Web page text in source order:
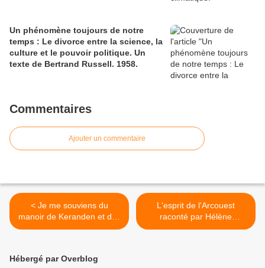
Un phénomène toujours de notre
temps : Le divorce entre la science, la
culture et le pouvoir politique. Un
texte de Bertrand Russell. 1958.
Commentaires
Ajouter un commentaire
< Je me souviens du
manoir de Keranden et des
moments que j'y ai passés
L'esprit de l'Arcouest
raconté par Hélène
Langevin-Joliot. Un film de
Hébergé par Overblog